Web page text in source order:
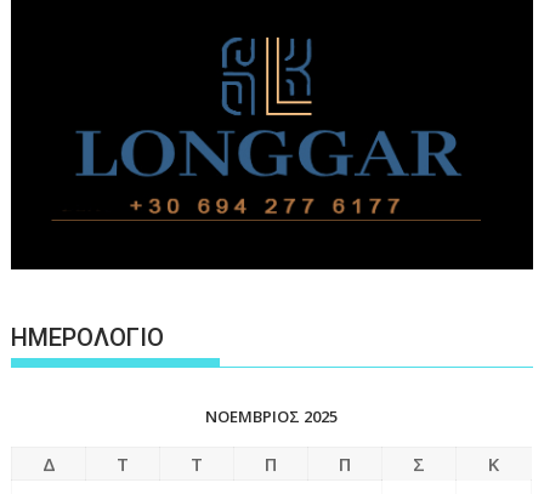
ΗΜΕΡΟΛΟΓΙΟ
ΝΟΈΜΒΡΙΟΣ 2025
Δ Τ Τ Π Π Σ
Κ